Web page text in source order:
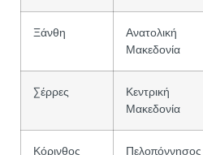
Ξάνθη
Ανατολική
Μακεδονία
Σέρρες
Κεντρική
Μακεδονία
Κόρινθος Πελοπόννησος